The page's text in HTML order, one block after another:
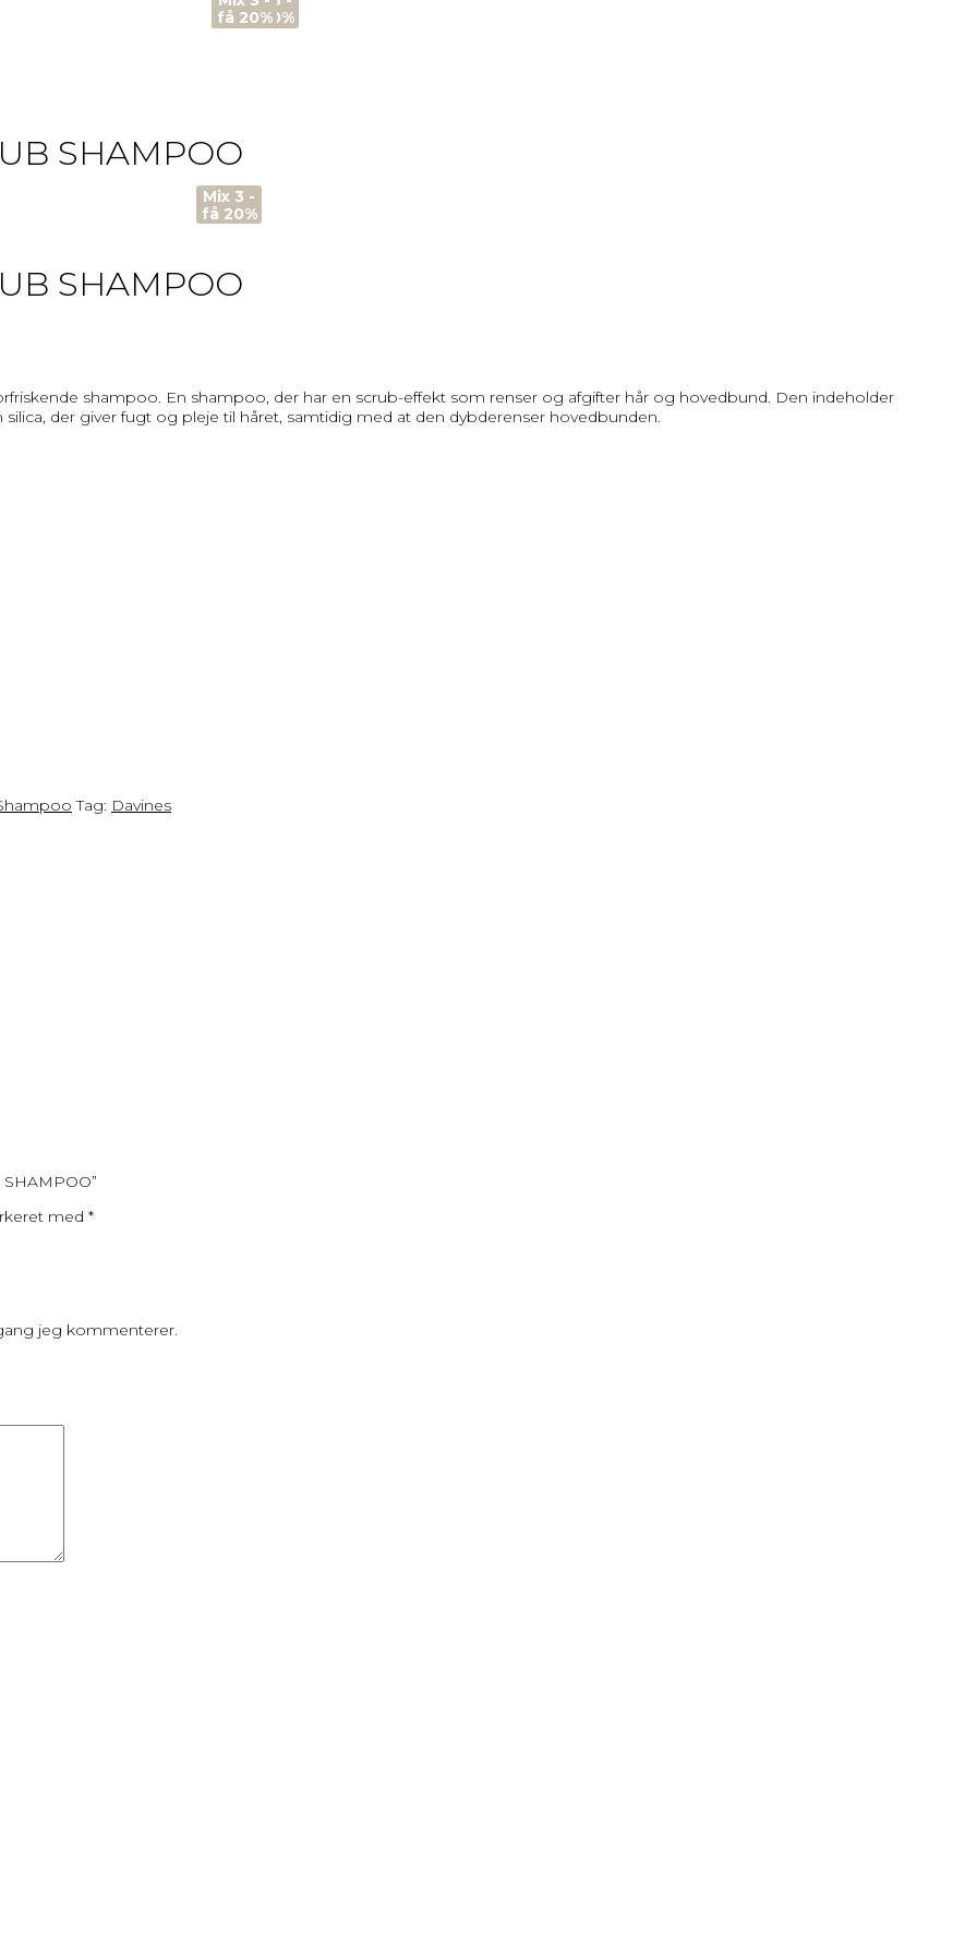
SHAMPOO
Mix 3 -
få 20%
SHAMPOO
shampoo. En shampoo, der har en scrub-effekt som renser og afgifter hår og hovedbund. Den indeholder
der giver fugt og pleje til håret, samtidig med at den dybderenser hovedbunden.
Tag: Davines
med *
jeg kommenterer.
få 20%
få 20%
få 20%
få 20%